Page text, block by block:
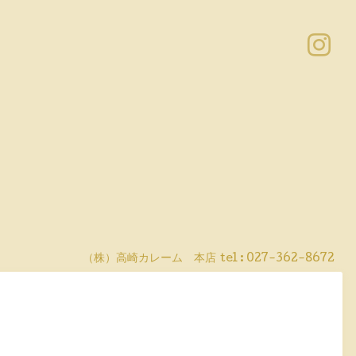
（株）高崎カレーム 本店 tel : 027-362-8672